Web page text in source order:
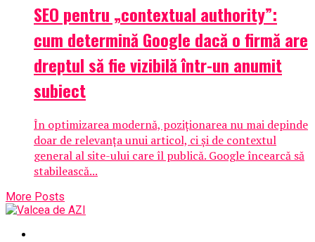
SEO pentru „contextual authority”:
cum determină Google dacă o firmă are
dreptul să fie vizibilă într-un anumit
subiect
În optimizarea modernă, poziționarea nu mai depinde
doar de relevanța unui articol, ci și de contextul
general al site-ului care îl publică. Google încearcă să
stabilească...
More Posts